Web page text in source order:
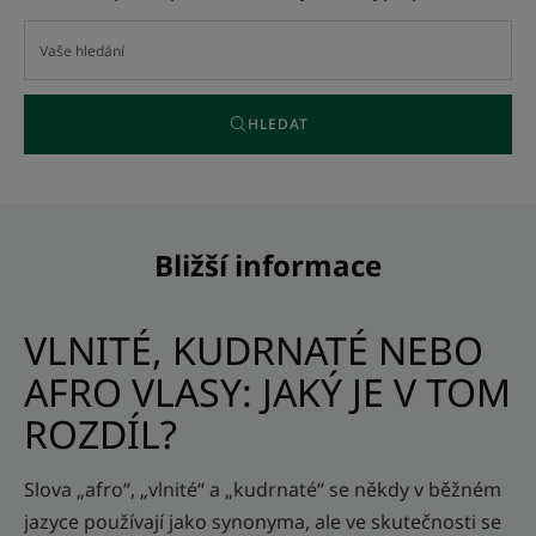
HLEDAT
Bližší informace
VLNITÉ, KUDRNATÉ NEBO
AFRO VLASY: JAKÝ JE V TOM
ROZDÍL?
Slova „afro“, „vlnité“ a „kudrnaté“ se někdy v běžném
jazyce používají jako synonyma, ale ve skutečnosti se